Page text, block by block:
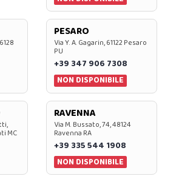
PESARO
Via Y. A. Gagarin, 61122 Pesaro
PU
+39 347 906 7308
NON DISPONIBILE
MC
RAVENNA
Via M. Bussato, 74, 48124
Ravenna RA
+39 335 544 1908
NON DISPONIBILE